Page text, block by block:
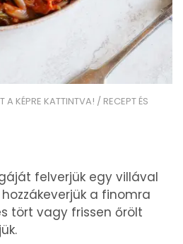
KÉPRE KATTINTVA! / RECEPT ÉS
felverjük egy villával
a finomra
tört vagy frissen őrölt